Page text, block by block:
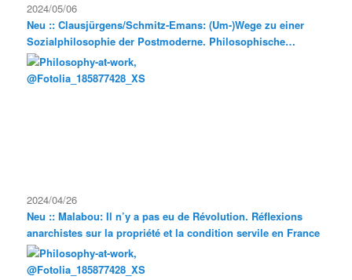
2024/05/06
Neu :: Clausjürgens/Schmitz-Emans: (Um-)Wege zu einer
Sozialphilosophie der Postmoderne. Philosophische
Exkursionen
2024/04/26
Neu :: Malabou: Il n’y a pas eu de Révolution. Réflexions
anarchistes sur la propriété et la condition servile en France